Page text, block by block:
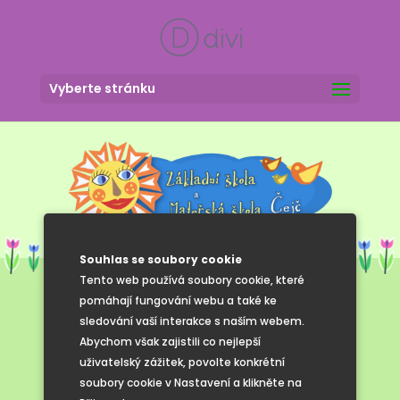
Souhlas se soubory cookie
Tento web používá soubory cookie, které
pomáhají fungování webu a také ke
sledování vaší interakce s naším webem.
Abychom však zajistili co nejlepší
uživatelský zážitek, povolte konkrétní
soubory cookie v Nastavení a klikněte na
Vyberte stránku
Dokumenty